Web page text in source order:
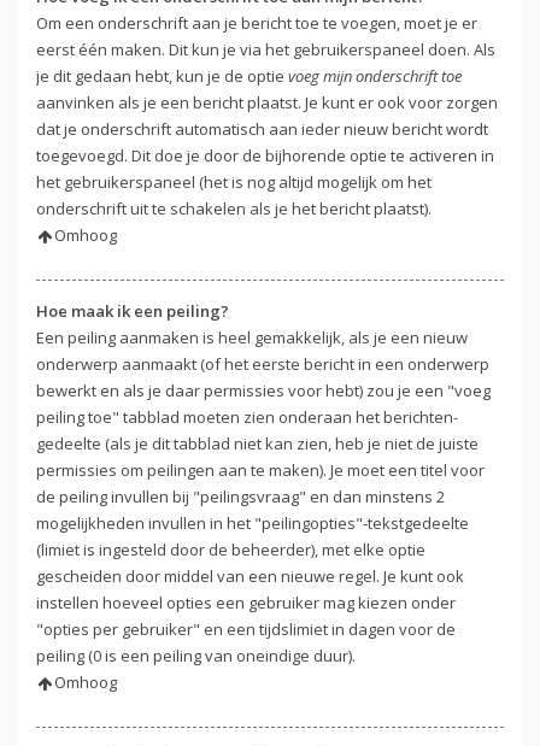
Om een onderschrift aan je bericht toe te voegen, moet je er
eerst één maken. Dit kun je via het gebruikerspaneel doen. Als
je dit gedaan hebt, kun je de optie voeg mijn onderschrift toe
aanvinken als je een bericht plaatst. Je kunt er ook voor zorgen
dat je onderschrift automatisch aan ieder nieuw bericht wordt
toegevoegd. Dit doe je door de bijhorende optie te activeren in
het gebruikerspaneel (het is nog altijd mogelijk om het
onderschrift uit te schakelen als je het bericht plaatst).
Omhoog
Hoe maak ik een peiling?
Een peiling aanmaken is heel gemakkelijk, als je een nieuw
onderwerp aanmaakt (of het eerste bericht in een onderwerp
bewerkt en als je daar permissies voor hebt) zou je een "voeg
peiling toe" tabblad moeten zien onderaan het berichten-
gedeelte (als je dit tabblad niet kan zien, heb je niet de juiste
permissies om peilingen aan te maken). Je moet een titel voor
de peiling invullen bij "peilingsvraag" en dan minstens 2
mogelijkheden invullen in het "peilingopties"-tekstgedeelte
(limiet is ingesteld door de beheerder), met elke optie
gescheiden door middel van een nieuwe regel. Je kunt ook
instellen hoeveel opties een gebruiker mag kiezen onder
"opties per gebruiker" en een tijdslimiet in dagen voor de
peiling (0 is een peiling van oneindige duur).
Omhoog